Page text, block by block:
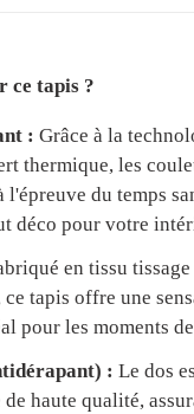
ce tapis ?
: Grâce à la
thermique, les
du temps
déco pour votre
en tissu
tapis offre une
pour les moments
: Le dos
haute qualité,